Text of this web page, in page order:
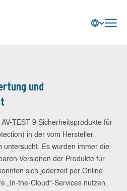
und
TEST 9 Sicherheitsprodukte für
in der vom Hersteller
untersucht. Es wurden immer die
Versionen der Produkte für
sich jederzeit per Online-
„In-the-Cloud“-Services nutzen.